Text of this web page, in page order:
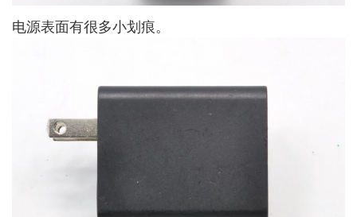
电源表面有很多小划痕。